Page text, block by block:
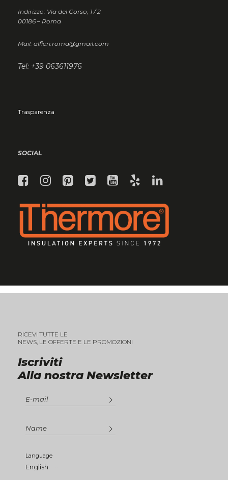
Indirizzo: Via del Corso, 1 / 2
00186 – Roma
Mail: alfieri.roma@gmail.com
Tel: +39 063611976
Trasparenza
SOCIAL
Iscriviti
Alla nostra Newsletter
RICEVI TUTTE LE
NEWS, LE OFFERTE E LE PROMOZIONI
Language